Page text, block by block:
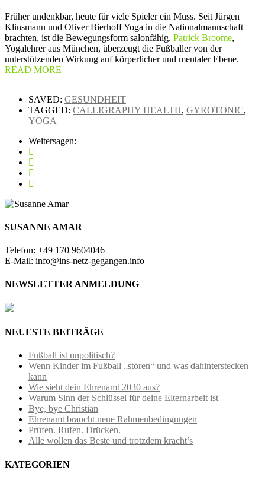
Früher undenkbar, heute für viele Spieler ein Muss. Seit Jürgen
Klinsmann und Oliver Bierhoff Yoga in die Nationalmannschaft
brachten, ist die Bewegungsform salonfähig. Patrick Broome,
Yogalehrer aus München, überzeugt die Fußballer von der
unterstützenden Wirkung auf körperlicher und mentaler Ebene.
READ MORE
SAVED: GESUNDHEIT
TAGGED: CALLIGRAPHY HEALTH, GYROTONIC,
YOGA
Weitersagen:
SUSANNE AMAR
Telefon: +49 170 9604046
E-Mail: info@ins-netz-gegangen.info
NEWSLETTER ANMELDUNG
NEUESTE BEITRÄGE
Fußball ist unpolitisch?
Wenn Kinder im Fußball „stören“ und was dahinterstecken
kann
Wie sieht dein Ehrenamt 2030 aus?
Warum Sinn der Schlüssel für deine Elternarbeit ist
Bye, bye Christian
Ehrenamt braucht neue Rahmenbedingungen
Prüfen. Rufen. Drücken.
Alle wollen das Beste und trotzdem kracht’s
KATEGORIEN